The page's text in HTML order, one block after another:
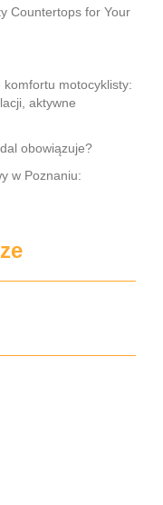
Countertops for Your
motocyklisty:
aktywne
obowiązuje?
w Poznaniu: